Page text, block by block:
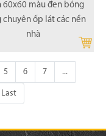
60x60 màu đen bóng
chuyên ốp lát các nền
nhà
5 6 7 ...
Last